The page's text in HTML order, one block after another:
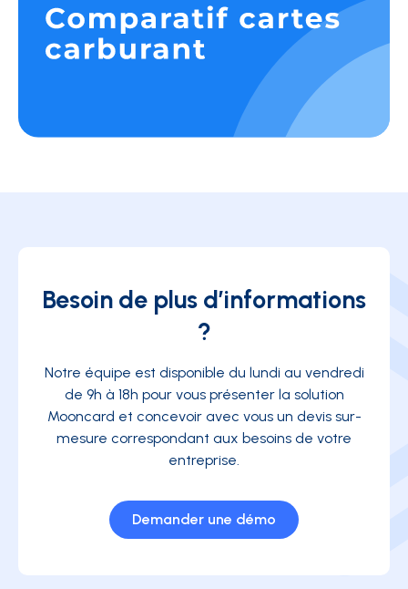
Besoin de plus d’informations
?
Notre équipe est disponible du lundi au vendredi
de 9h à 18h pour vous présenter la solution
Mooncard et concevoir avec vous un devis sur-
mesure correspondant aux besoins de votre
entreprise.
Demander une démo